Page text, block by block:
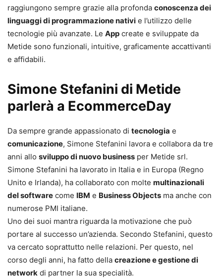
raggiungono sempre grazie alla profonda conoscenza dei
linguaggi di programmazione nativi e l’utilizzo delle
tecnologie più avanzate. Le App create e sviluppate da
Metide sono funzionali, intuitive, graficamente accattivanti
e affidabili.
Simone Stefanini di Metide
parlerà a EcommerceDay
Da sempre grande appassionato di tecnologia e
comunicazione, Simone Stefanini lavora e collabora da tre
anni allo sviluppo di nuovo business per Metide srl.
Simone Stefanini ha lavorato in Italia e in Europa (Regno
Unito e Irlanda), ha collaborato con molte multinazionali
del software come IBM e Business Objects ma anche con
numerose PMI italiane.
Uno dei suoi mantra riguarda la motivazione che può
portare al successo un’azienda. Secondo Stefanini, questo
va cercato soprattutto nelle relazioni. Per questo, nel
corso degli anni, ha fatto della creazione e gestione di
network di partner la sua specialità.